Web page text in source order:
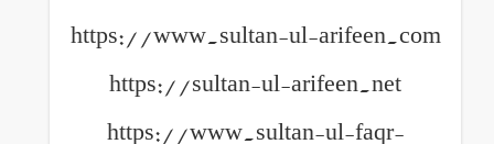
https://www.sultan-ul-arifeen.com
https://sultan-ul-arifeen.net
https://www.sultan-ul-faqr-